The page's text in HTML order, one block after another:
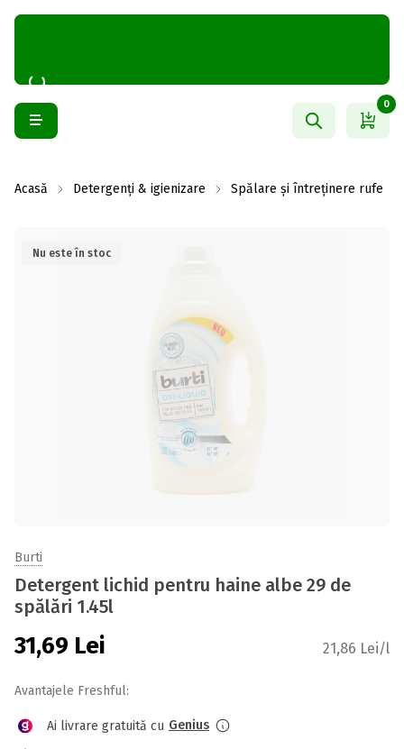
0
Acasă Detergenți & igienizare Spălare și întreținere rufe
Nu este în stoc
Burti
Detergent lichid pentru haine albe 29 de
spălări 1.45l
31,69 Lei 21,86 Lei/l
Avantajele Freshful:
Ai livrare gratuită cu Genius